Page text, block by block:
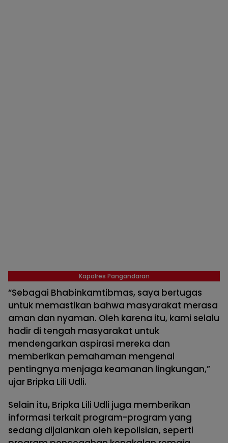
Kapolres Pangandaran
“Sebagai Bhabinkamtibmas, saya bertugas
untuk memastikan bahwa masyarakat merasa
aman dan nyaman. Oleh karena itu, kami selalu
hadir di tengah masyarakat untuk
mendengarkan aspirasi mereka dan
memberikan pemahaman mengenai
pentingnya menjaga keamanan lingkungan,”
ujar Bripka Lili Udli.
Selain itu, Bripka Lili Udli juga memberikan
informasi terkait program-program yang
sedang dijalankan oleh kepolisian, seperti